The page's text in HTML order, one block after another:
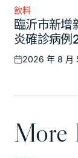
Posted
in
飲料
臨沂市新增
炎確診病例
Posted
2026 年 8 月
More